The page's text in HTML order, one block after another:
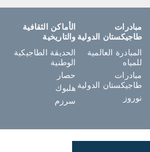
مبادرات
طاجيكستان الدولية
المبادرة العالمية
للمياه
مبادرات
طاجيكستان الدولية
نوروز
الأماكن الثقافية
والتاريخية
الحديقة الطاجيكية
الوطنية
حصار
هلبوك
سرزم